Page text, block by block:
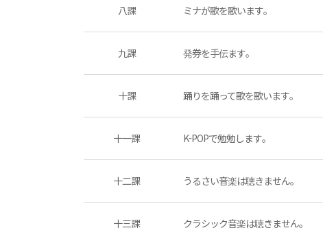
八課 ミナが歌を歌います。
九課 発券を手伝ます。
十課 踊りを踊って歌を歌います。
十一課 K-POPで勉勉します。
十二課 うるさい音楽は聴きません。
十三課 クラシック音楽は聴きません。